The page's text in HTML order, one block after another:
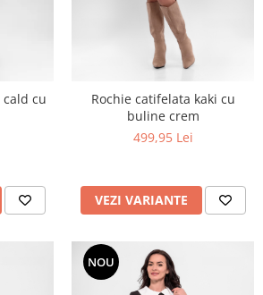
Rochie catifelata kaki cu
buline crem
499,95 Lei
VEZI VARIANTE
NOU